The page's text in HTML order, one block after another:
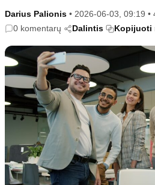
Karjera
Psichologinė sveikata
Tvari mada
Redakcija
Apie mus
Autoriai
Darius Palionis • 2026-06-03, 09:19 •
0 komentarų
Dalintis Kopijuoti